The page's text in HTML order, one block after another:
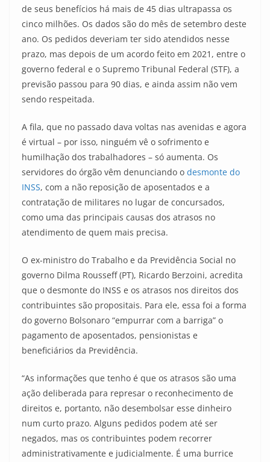
de seus benefícios há mais de 45 dias ultrapassa os
cinco milhões. Os dados são do mês de setembro deste
ano. Os pedidos deveriam ter sido atendidos nesse
prazo, mas depois de um acordo feito em 2021, entre o
governo federal e o Supremo Tribunal Federal (STF), a
previsão passou para 90 dias, e ainda assim não vem
sendo respeitada.
A fila, que no passado dava voltas nas avenidas e agora
é virtual – por isso, ninguém vê o sofrimento e
humilhação dos trabalhadores – só aumenta. Os
servidores do órgão vêm denunciando o desmonte do
INSS, com a não reposição de aposentados e a
contratação de militares no lugar de concursados,
como uma das principais causas dos atrasos no
atendimento de quem mais precisa.
O ex-ministro do Trabalho e da Previdência Social no
governo Dilma Rousseff (PT), Ricardo Berzoini, acredita
que o desmonte do INSS e os atrasos nos direitos dos
contribuintes são propositais. Para ele, essa foi a forma
do governo Bolsonaro “empurrar com a barriga” o
pagamento de aposentados, pensionistas e
beneficiários da Previdência.
“As informações que tenho é que os atrasos são uma
ação deliberada para represar o reconhecimento de
direitos e, portanto, não desembolsar esse dinheiro
num curto prazo. Alguns pedidos podem até ser
negados, mas os contribuintes podem recorrer
administrativamente e judicialmente. É uma burrice